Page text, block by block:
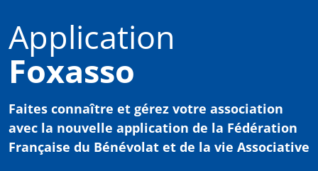
Application
Foxasso
Faites connaître et gérez votre association
avec la nouvelle application de la Fédération
Française du Bénévolat et de la vie Associative